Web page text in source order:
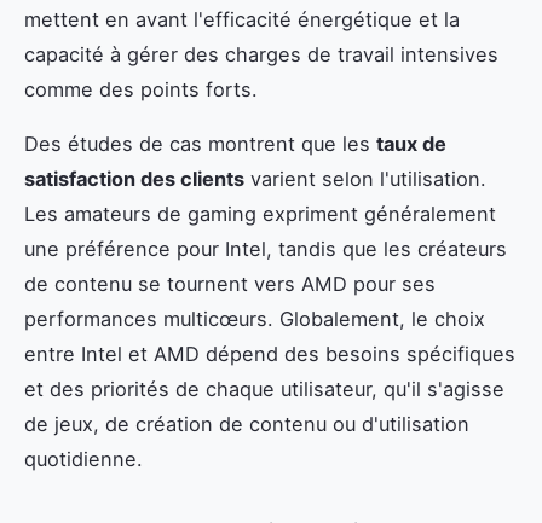
mettent en avant l'efficacité énergétique et la
capacité à gérer des charges de travail intensives
comme des points forts.
Des études de cas montrent que les taux de
satisfaction des clients varient selon l'utilisation.
Les amateurs de gaming expriment généralement
une préférence pour Intel, tandis que les créateurs
de contenu se tournent vers AMD pour ses
performances multicœurs. Globalement, le choix
entre Intel et AMD dépend des besoins spécifiques
et des priorités de chaque utilisateur, qu'il s'agisse
de jeux, de création de contenu ou d'utilisation
quotidienne.